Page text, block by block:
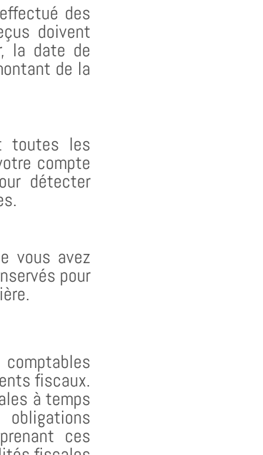
des
doivent
la date de
de la
toutes les
compte
détecter
vous avez
pour
fiscaux.
à temps
ces